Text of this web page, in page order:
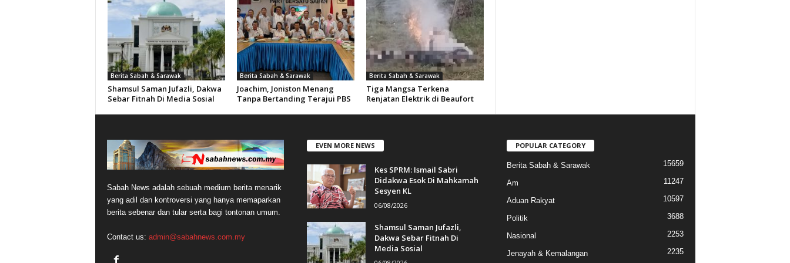
Berita Sabah & Sarawak
Shamsul Saman Jufazli, Dakwa
Sebar Fitnah Di Media Sosial
Berita Sabah & Sarawak
Joachim, Joniston Menang
Tanpa Bertanding Terajui PBS
Berita Sabah & Sarawak
Tiga Mangsa Terkena
Renjatan Elektrik di Beaufort
Sabah News adalah sebuah medium berita menarik
yang adil dan kontroversi yang hanya memaparkan
berita sebenar dan tular serta bagi tontonan umum.
Contact us: admin@sabahnews.com.my
EVEN MORE NEWS
Kes SPRM: Ismail Sabri
Didakwa Esok Di Mahkamah
Sesyen KL
06/08/2026
Shamsul Saman Jufazli,
Dakwa Sebar Fitnah Di
Media Sosial
POPULAR CATEGORY
Berita Sabah & Sarawak 15659
Am 11247
Aduan Rakyat 10597
Politik 3688
Nasional 2253
Jenayah & Kemalangan 2235